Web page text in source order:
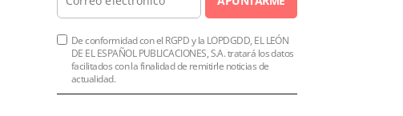
De conformidad con el RGPD y la LOPDGDD, EL LEÓN
DE EL ESPAÑOL PUBLICACIONES, S.A. tratará los datos
facilitados con la finalidad de remitirle noticias de
actualidad.